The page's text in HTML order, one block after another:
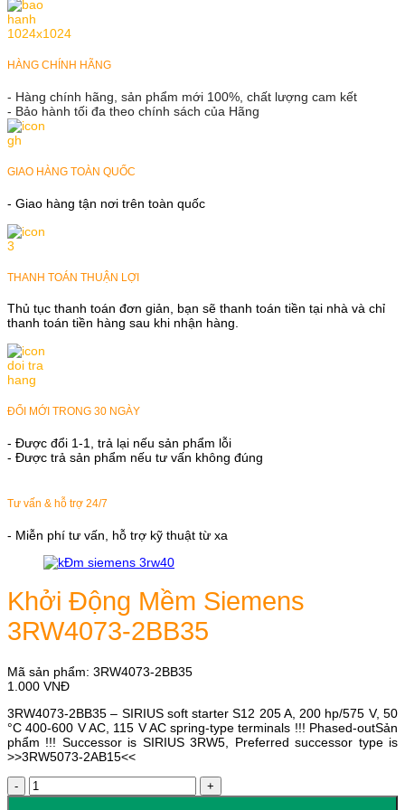
HÀNG CHÍNH HÃNG
- Hàng chính hãng, sản phẩm mới 100%, chất lượng cam kết
- Bảo hành tối đa theo chính sách của Hãng
GIAO HÀNG TOÀN QUỐC
- Giao hàng tận nơi trên toàn quốc
THANH TOÁN THUẬN LỢI
Thủ tục thanh toán đơn giản, bạn sẽ thanh toán tiền tại nhà và chỉ
thanh toán tiền hàng sau khi nhận hàng.
ĐỔI MỚI TRONG 30 NGÀY
- Được đổi 1-1, trả lại nếu sản phẩm lỗi
- Được trả sản phẩm nếu tư vấn không đúng
Tư vấn & hỗ trợ 24/7
- Miễn phí tư vấn, hỗ trợ kỹ thuật từ xa
Khởi Động Mềm Siemens
3RW4073-2BB35
Mã sản phẩm: 3RW4073-2BB35
1.000 VNĐ
3RW4073-2BB35 – SIRIUS soft starter S12 205 A, 200 hp/575 V, 50
°C 400-600 V AC, 115 V AC spring-type terminals !!! Phased-outSản
phẩm !!! Successor is SIRIUS 3RW5, Preferred successor type is
>>3RW5073-2AB15<<
Khởi
Động